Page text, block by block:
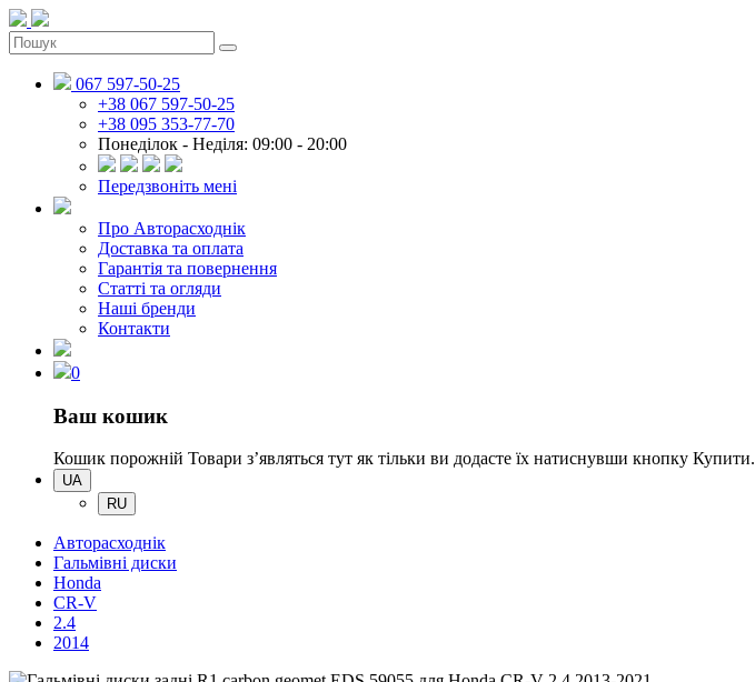
067 597-50-25
+38 067 597-50-25
+38 095 353-77-70
Понеділок - Неділя: 09:00 - 20:00
Передзвоніть мені
Про Авторасходнік
Доставка та оплата
Гарантія та повернення
Статті та огляди
Наші бренди
Контакти
0
Ваш кошик
Кошик порожній Товари зʼявляться тут як тільки ви додасте їх натиснувши кнопку Купити.
UA
RU
Авторасходнік
Гальмівні диски
Honda
CR-V
2.4
2014